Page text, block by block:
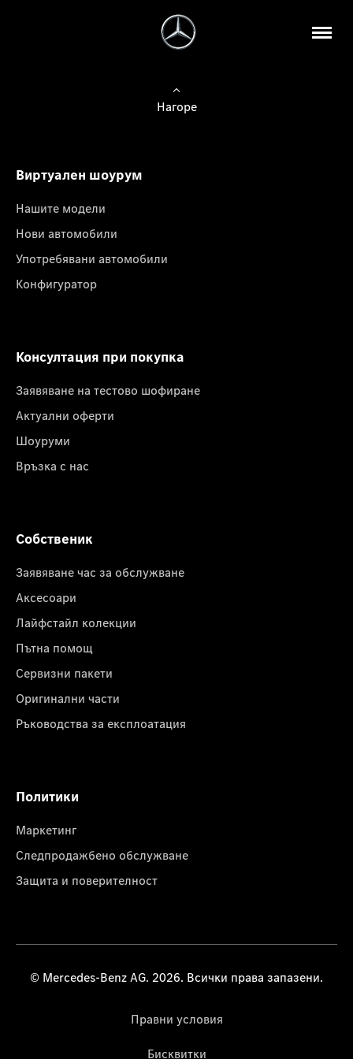
Нагоре
Виртуален шоурум
Нашите модели
Нови автомобили
Употребявани автомобили
Конфигуратор
Консултация при покупка
Заявяване на тестово шофиране
Актуални оферти
Шоуруми
Връзка с нас
Собственик
Заявяване час за обслужване
Аксесоари
Лайфстайл колекции
Пътна помощ
Сервизни пакети
Оригинални части
Ръководства за експлоатация
Политики
Маркетинг
Следпродажбено обслужване
Защита и поверителност
© Mercedes-Benz AG. 2026. Всички права запазени.
Правни условия
Бисквитки